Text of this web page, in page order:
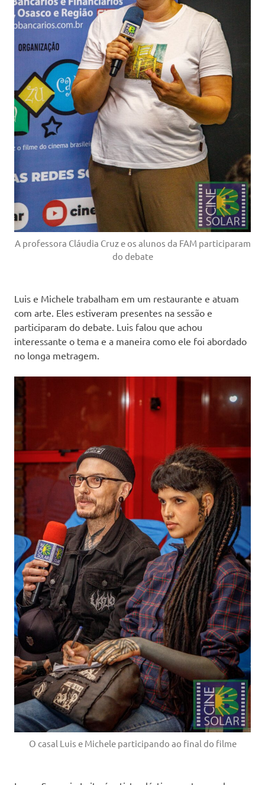
A professora Cláudia Cruz e os alunos da FAM participaram
do debate
Luis e Michele trabalham em um restaurante e atuam
com arte. Eles estiveram presentes na sessão e
participaram do debate. Luis falou que achou
interessante o tema e a maneira como ele foi abordado
no longa metragem.
O casal Luis e Michele participando ao final do filme